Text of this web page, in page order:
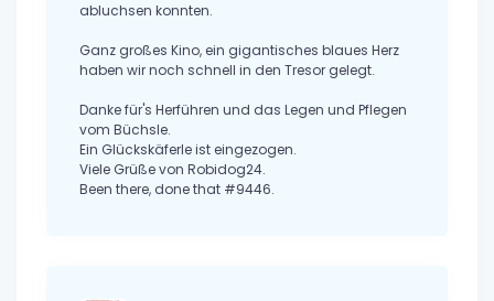
abluchsen konnten.
Ganz großes Kino, ein gigantisches blaues Herz
haben wir noch schnell in den Tresor gelegt.
Danke für's Herführen und das Legen und Pflegen
vom Büchsle.
Ein Glückskäferle ist eingezogen.
Viele Grüße von Robidog24.
Been there, done that #9446.